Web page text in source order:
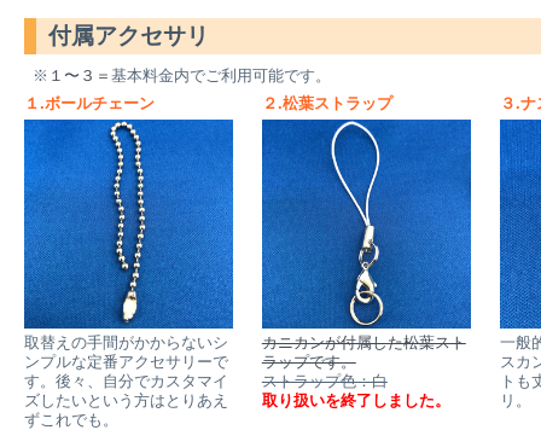
付属アクセサリ
※ １〜３＝ 基本料金内でご利用可能です。
１.ボールチェーン
取替えの手間がかからないシ
ンプルな定番アクセサリーで
す。後々、自分でカスタマイ
ズしたいという方はとりあえ
ずこれでも。
２.松葉ストラップ
カニカンが付属した松葉スト
ラップです。
ストラップ色：白
取り扱いを終了しました。
３.
一般
スカ
トも
リ。